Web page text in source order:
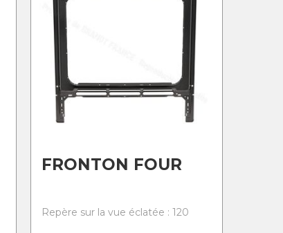
FRONTON FOUR
Repère sur la vue éclatée : 120